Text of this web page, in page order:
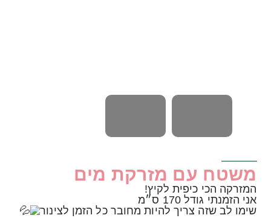
משטח עם מזרקת מים
המזרקה הכי כיפית לקיץ!
אני הזמנתי גודל 170 ס״מ
שימו לב שזה צריך להיות מחובר כל הזמן לצינור